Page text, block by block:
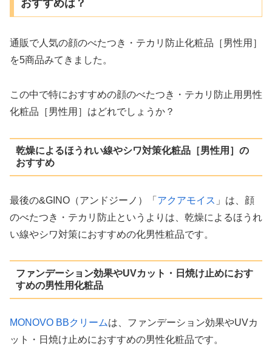
おすすめは？
通販で人気の顔のべたつき・テカリ防止化粧品［男性用］
を5商品みてきました。
この中で特におすすめの顔のべたつき・テカリ防止用男性
化粧品［男性用］はどれでしょうか？
乾燥によるほうれい線やシワ対策化粧品［男性用］の
おすすめ
最後の&GINO（アンドジーノ）「 アクアモイス 」は、顔
のべたつき・テカリ防止というよりは、乾燥によるほうれ
い線やシワ対策におすすめの化男性粧品です。
ファンデーション効果やUVカット・日焼け止めにおす
すめの男性用化粧品
MONOVO BBクリームは、ファンデーション効果やUVカ
ット・日焼け止めにおすすめの男性化粧品です。